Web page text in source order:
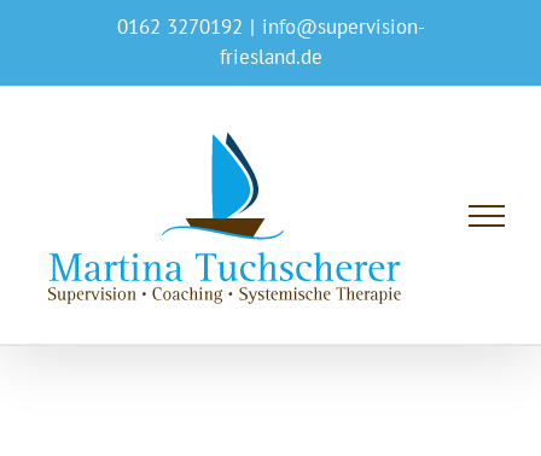
0162 3270192 | info@supervision-
friesland.de